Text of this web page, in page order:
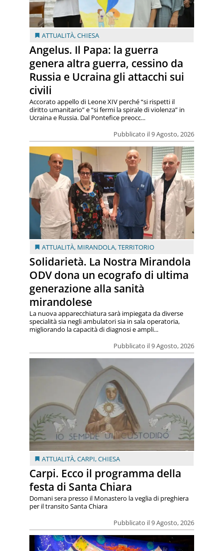
ATTUALITÀ,CHIESA
Angelus. Il Papa: la guerra
genera altra guerra, cessino da
Russia e Ucraina gli attacchi sui
civili
Pubblicato il 9 Agosto, 2026
Accorato appello di Leone XIV perché “si rispetti il
diritto umanitario” e “si fermi la spirale di violenza” in
Ucraina e Russia. Dal Pontefice preocc...
ATTUALITÀ, MIRANDOLA,TERRITORIO
Solidarietà. La Nostra Mirandola
ODV dona un ecografo di ultima
generazione alla sanità
mirandolese
Pubblicato il 9 Agosto, 2026
La nuova apparecchiatura sarà impiegata da diverse
specialità sia negli ambulatori sia in sala operatoria,
migliorando la capacità di diagnosi e ampli...
ATTUALITÀ,CARPI,CHIESA
Carpi. Ecco il programma della
festa di Santa Chiara
Pubblicato il 9 Agosto, 2026
Domani sera presso il Monastero la veglia di preghiera
per il transito Santa Chiara